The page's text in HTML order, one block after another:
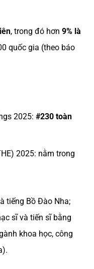
, trong đó hơn 9% là
quốc gia (theo báo
2025: #230 toàn
2025: nằm trong
tiếng Bồ Đào Nha;
sĩ và tiến sĩ bằng
khoa học, công